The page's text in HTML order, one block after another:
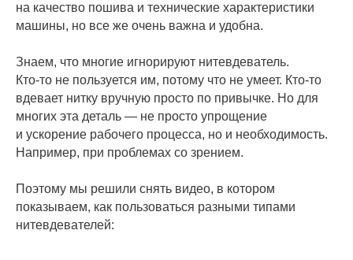
на качество пошива и технические характеристики
машины, но все же очень важна и удобна.
Знаем, что многие игнорируют нитевдеватель.
Кто-то не пользуется им, потому что не умеет. Кто-то
вдевает нитку вручную просто по привычке. Но для
многих эта деталь — не просто упрощение
и ускорение рабочего процесса, но и необходимость.
Например, при проблемах со зрением.
Поэтому мы решили снять видео, в котором
показываем, как пользоваться разными типами
нитевдевателей: